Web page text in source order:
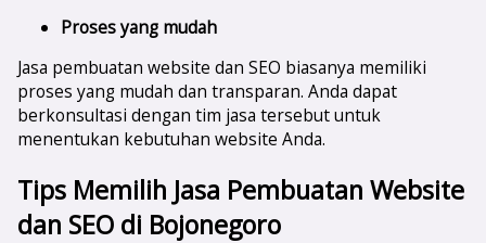
Proses yang mudah
Jasa pembuatan website dan SEO biasanya memiliki
proses yang mudah dan transparan. Anda dapat
berkonsultasi dengan tim jasa tersebut untuk
menentukan kebutuhan website Anda.
Tips Memilih Jasa Pembuatan Website
dan SEO di Bojonegoro